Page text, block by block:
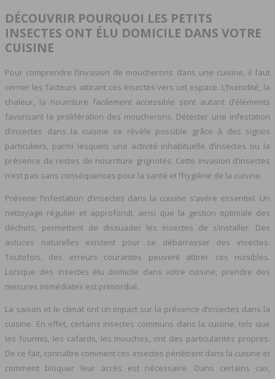
DÉCOUVRIR POURQUOI LES PETITS
INSECTES ONT ÉLU DOMICILE DANS VOTRE
CUISINE
Pour comprendre l’invasion de moucherons dans une cuisine, il faut
cerner les facteurs attirant ces insectes vers cet espace. L’humidité, la
chaleur, la nourriture facilement accessible sont autant d’éléments
favorisant la prolifération des moucherons. Détecter une infestation
d’insectes dans la cuisine se révèle possible grâce à des signes
particuliers, parmi lesquels une activité inhabituelle d’insectes ou la
présence de restes de nourriture grignotés. Cette invasion d’insectes
n’est pas sans conséquences pour la santé et l’hygiène de la cuisine.
Prévenir l’infestation d’insectes dans la cuisine s’avère essentiel. Un
nettoyage régulier et approfondi, ainsi que la gestion optimale des
déchets, permettent de dissuader les insectes de s’installer. Des
astuces naturelles existent pour se débarrasser des insectes.
Toutefois, des erreurs courantes peuvent attirer ces nuisibles.
Lorsque des insectes élu domicile dans votre cuisine, prendre des
mesures immédiates est primordial.
La saison et le climat ont un impact sur la présence d’insectes dans la
cuisine. En effet, certains insectes communs dans la cuisine, tels que
les fourmis, les cafards, les mouches, ont des particularités propres.
De ce fait, connaître comment ces insectes pénètrent dans la cuisine et
comment bloquer leur accès est nécessaire. Dans certains cas,